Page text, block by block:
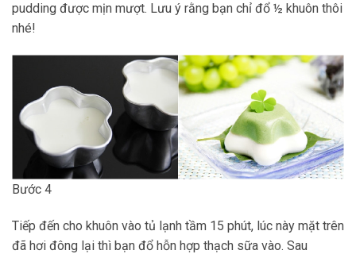
pudding được mịn mượt. Lưu ý rằng bạn chỉ đổ ½ khuôn thôi
nhé!
Bước 4
Tiếp đến cho khuôn vào tủ lạnh tầm 15 phút, lúc này mặt trên
đã hơi đông lại thì bạn đổ hỗn hợp thạch sữa vào. Sau